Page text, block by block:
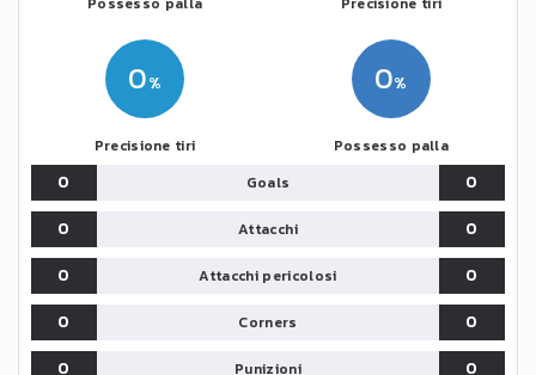
0
Precisione tiri
0
Possesso palla
0 Goals
0
0
Attacchi
0
0
Attacchi pericolosi
0
0
Corners
0
0
Punizioni 0